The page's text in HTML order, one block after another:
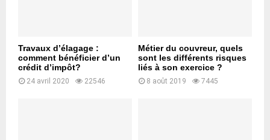
Travaux d’élagage :
comment bénéficier d’un
crédit d’impôt?
24 avril 2020 22546
Métier du couvreur, quels
sont les différents risques
liés à son exercice ?
8 août 2019 7445